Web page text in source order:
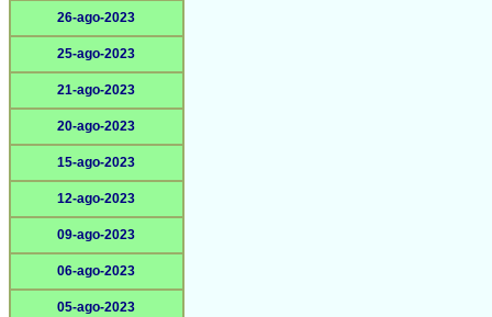
26-ago-2023
25-ago-2023
21-ago-2023
20-ago-2023
15-ago-2023
12-ago-2023
09-ago-2023
06-ago-2023
05-ago-2023